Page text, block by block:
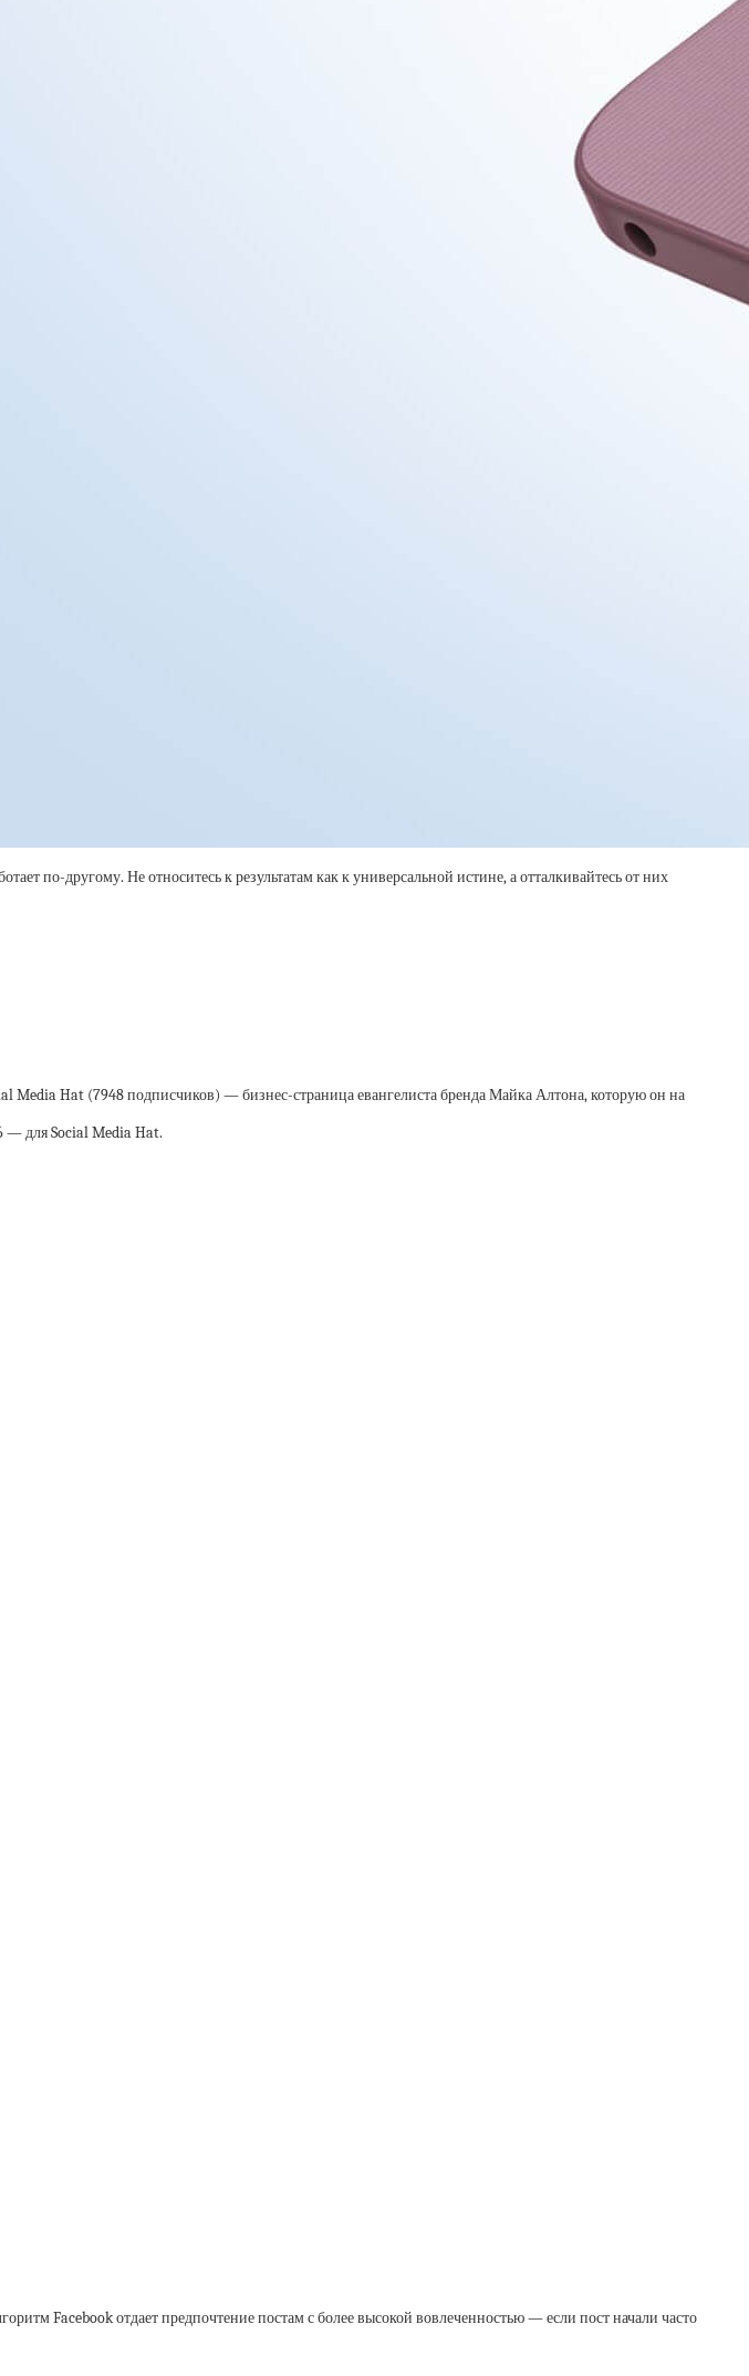
по-другому. Не относитесь к результатам как к универсальной истине, а отталкивайтесь от них
Media Hat (7948 подписчиков) — бизнес-страница евангелиста бренда Майка Алтона, которую он на
— для Social Media Hat.
Facebook отдает предпочтение постам с более высокой вовлеченностью — если пост начали часто